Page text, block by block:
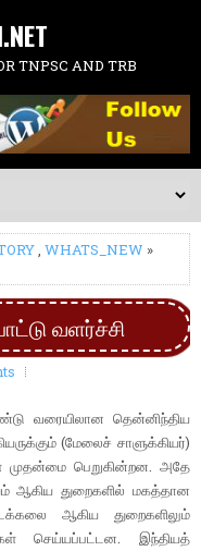
TNPSC AND TRB
, WHATS_NEW »
வளர்ச்சி
வரையிலான தென்னிந்திய
(மேலைச் சாளுக்கியர்)
முதன்மை பெறுகின்றன. அதே
ஆகிய துறைகளில் மகத்தான
ஆகிய துறைகளிலும்
செய்யப்பட்டன. இந்தியத்